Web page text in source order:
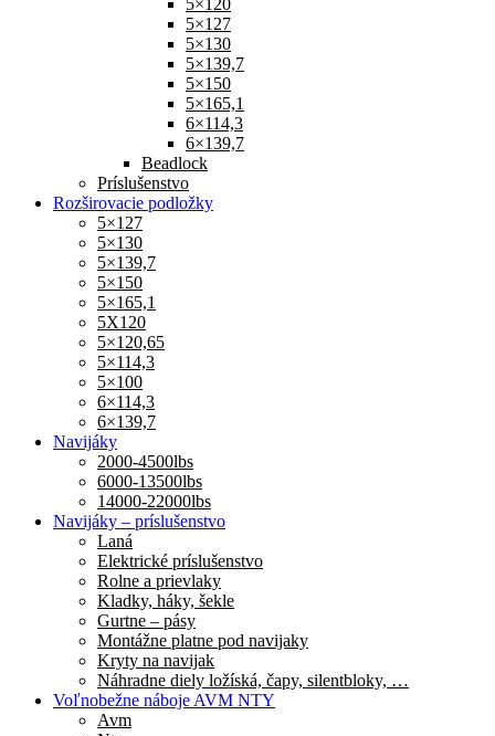
5×120
5×127
5×130
5×139,7
5×150
5×165,1
6×114,3
6×139,7
Beadlock
Príslušenstvo
Rozširovacie podložky
5×127
5×130
5×139,7
5×150
5×165,1
5X120
5×120,65
5×114,3
5×100
6×114,3
6×139,7
Navijáky
2000-4500lbs
6000-13500lbs
14000-22000lbs
Navijáky – príslušenstvo
Laná
Elektrické príslušenstvo
Rolne a prievlaky
Kladky, háky, šekle
Gurtne – pásy
Montážne platne pod navijaky
Kryty na navijak
Náhradne diely ložíská, čapy, silentbloky, …
Voľnobežne náboje AVM NTY
Avm